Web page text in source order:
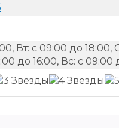
Вт: с 09:00 до 18:00,
до 16:00, Вс: с 09:00